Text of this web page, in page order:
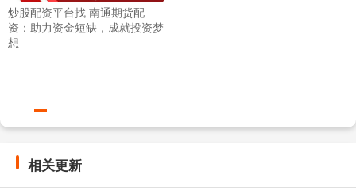
炒股配资平台找 南通期货配
资：助力资金短缺，成就投资梦
想
相关更新